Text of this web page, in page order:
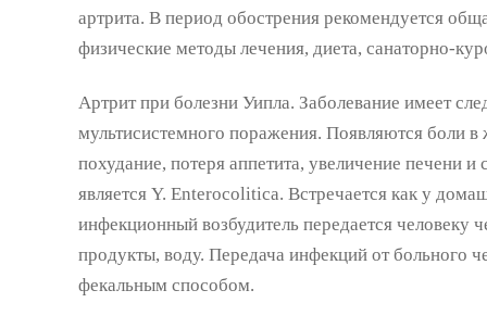
артрита. В период обострения рекомендуется
физические методы лечения, диета, санаторно-
Артрит при болезни Уипла. Заболевание имеет
мультисистемного поражения. Появляются боли в
похудание, потеря аппетита, увеличение печени и
является Y. Еnterocolitica. Встречается как у
инфекционный возбудитель передается
продукты, воду. Передача инфекций от больного
фекальным способом.